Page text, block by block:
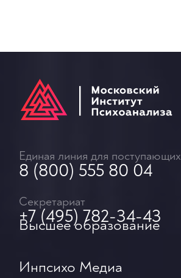
Единая линия для поступающих
8 (800) 555 80 04
Секретариат
+7 (495) 782-34-43
Высшее образование
Инпсихо Медиа